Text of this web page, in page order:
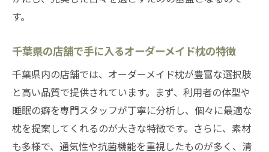
ロセス
オーダーメイド枕がもたらす健康への影響
千葉県内でのオーダーメイド枕体験のレビ
ュー
千葉県で見つける理想のオーダーメイド枕素材
と高さを自由に選ぼう
す。
千葉県の店舗で手に入るオーダーメイド枕の特徴
千葉県内の店舗では、オーダーメイド枕が豊富な選択肢
と高い品質で提供されています。まず、利用者の体型や
睡眠の癖を専門スタッフが丁寧に分析し、個々に最適な
枕を提案してくれるのが大きな特徴です。さらに、素材
も多様で、通気性や抗菌機能を重視したものが多く、清